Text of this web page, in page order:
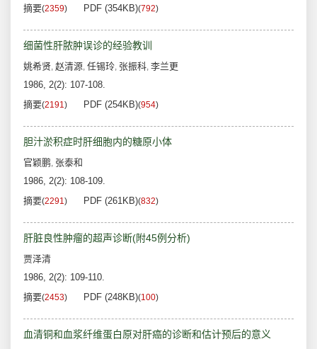
摘要(2359) PDF (354KB)(792)
细菌性肝脓肿误诊的经验教训
姚希贤, 赵清源, 任锡玲, 张振科, 李兰更
1986, 2(2): 107-108.
摘要(2191) PDF (254KB)(954)
胆汁淤积症时肝细胞内的糖原小体
官颖鹏, 张泰和
1986, 2(2): 108-109.
摘要(2291) PDF (261KB)(832)
肝脏良性肿瘤的超声诊断(附45例分析)
贾泽清
1986, 2(2): 109-110.
摘要(2453) PDF (248KB)(100)
血清铜和血浆纤维蛋白原对肝癌的诊断和估计预后的意义